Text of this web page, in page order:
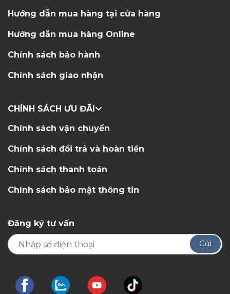
Hướng dẫn mua hàng tại cửa hàng
Hướng dẫn mua hàng Online
Chính sách bảo hành
Chính sách giao nhận
CHÍNH SÁCH ƯU ĐÃI
Chính sách vận chuyển
Chính sách đổi trả và hoàn tiền
Chính sách thanh toán
Chính sách bảo mật thông tin
Đăng ký tư vấn